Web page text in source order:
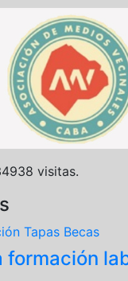
visitas.
Tapas Becas
formación